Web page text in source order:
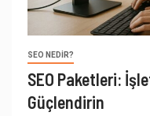
SEO NEDIR?
SEO Paketleri:
Güçlendirin